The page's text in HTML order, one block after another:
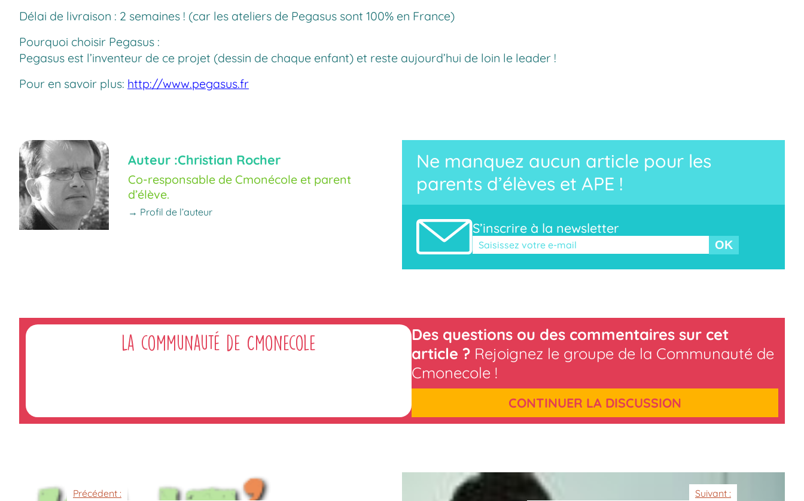
Délai de livraison : 2 semaines ! (car les ateliers de Pegasus sont 100% en France)
Pourquoi choisir Pegasus :
Pegasus est l’inventeur de ce projet (dessin de chaque enfant) et reste aujourd’hui de loin le leader !
Pour en savoir plus: http://www.pegasus.fr
Auteur :Christian Rocher
Co-responsable de Cmonécole et parent
d’élève.
→ Profil de l’auteur
Ne manquez aucun article pour les
parents d’élèves et APE !
S’inscrire à la newsletter
La communauté de Cmonecole
Des questions ou des commentaires sur cet
article ? Rejoignez le groupe de la Communauté de
Cmonecole !
CONTINUER LA DISCUSSION
Précédent : Suivant :